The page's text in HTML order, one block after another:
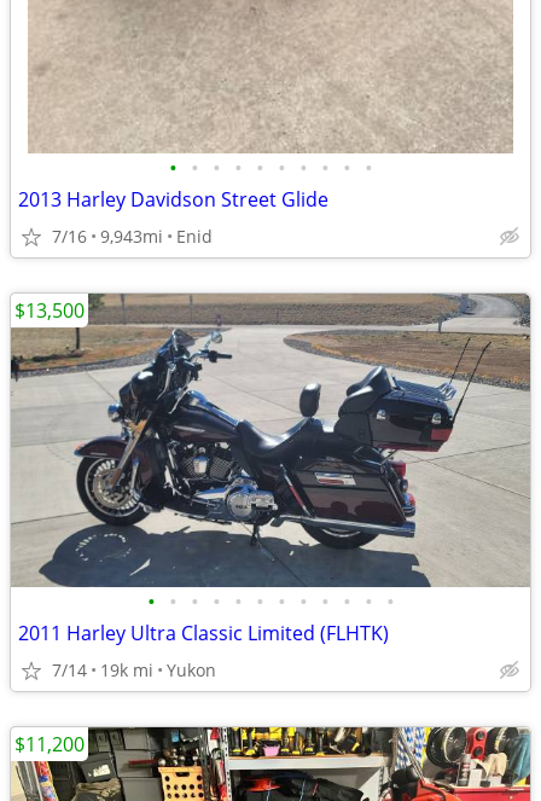
• • • • • • • • • •
2013 Harley Davidson Street Glide
7/16 9,943mi Enid
• • • • • • • • • • • •
2011 Harley Ultra Classic Limited (FLHTK)
7/14 19k mi Yukon
$13,500
$11,200